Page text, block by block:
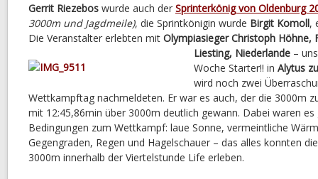
Gerrit Riezebos wurde auch der Sprinterkönig von Oldenburg
3000m und Jagdmeile), die Sprintkönigin wurde Birgit Komoll,
Die Veranstalter erlebten mit Olympiasieger Christoph Höhne,
Liesting, Niederlande –
Woche Starter!! in Alytus
wird noch zwei
Wettkampftag nachmeldeten. Er war es auch, der die 3000m
mit 12:45,86min über 3000m deutlich gewann. Dabei waren
Bedingungen zum Wettkampf: laue Sonne, vermeintliche
Gegengraden, Regen und Hagelschauer – das alles konnten
3000m innerhalb der Viertelstunde Life erleben.